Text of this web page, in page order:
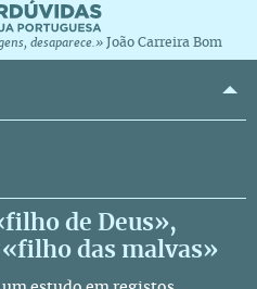
desaparece.» João Carreira Bom
de Deus»,
das malvas»